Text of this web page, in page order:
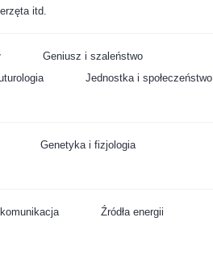
itd.
Geniusz i szaleństwo
Jednostka i społeczeństwo
Genetyka i fizjologia
Źródła energii